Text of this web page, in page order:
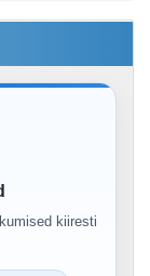
kiiresti